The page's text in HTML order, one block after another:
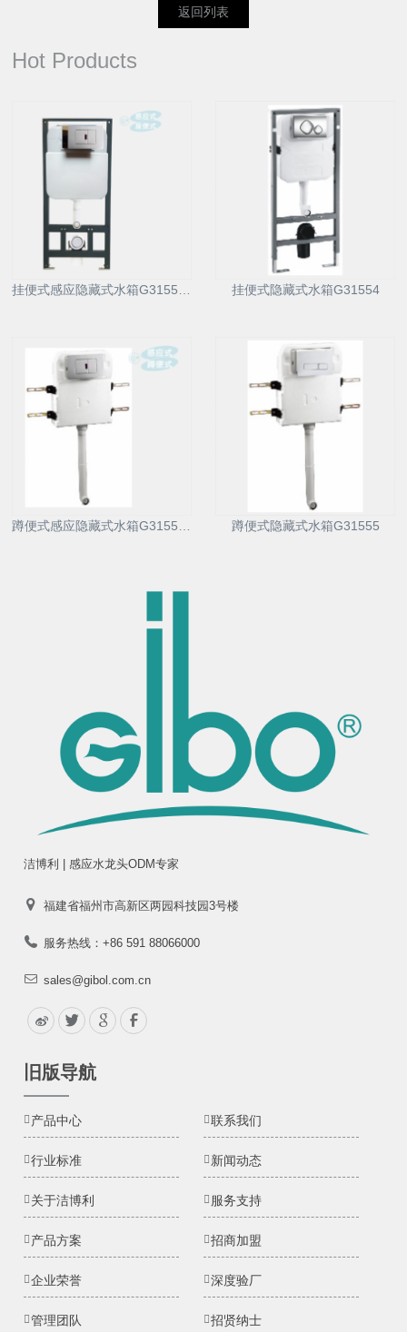
返回列表
Hot Products
挂便式感应隐藏式水箱G31556D 挂便式隐藏式水箱G31554
蹲便式感应隐藏式水箱G31557D 蹲便式隐藏式水箱G31555
洁博利 | 感应水龙头ODM专家
福建省福州市高新区两园科技园3号楼
服务热线：+86 591 88066000
sales@gibol.com.cn
旧版导航
产品中心 联系我们
行业标准 新闻动态
关于洁博利 服务支持
产品方案 招商加盟
企业荣誉 深度验厂
管理团队 招贤纳士